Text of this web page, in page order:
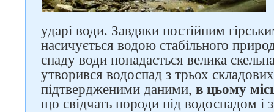
ударі води. Завдяки постійним
насичується водою стабільного
спаду води попадається велика
утворився водоспад з трьох складових
підтвердженими даними, в цьому
що свідчать породи під водоспадом і
Слідкуйте за нами в
соцмережах